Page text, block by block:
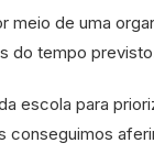
meio de uma
do tempo
escola para